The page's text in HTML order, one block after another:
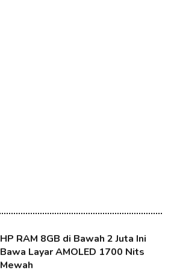
HP RAM 8GB di Bawah 2 Juta Ini
Bawa Layar AMOLED 1700 Nits
Mewah